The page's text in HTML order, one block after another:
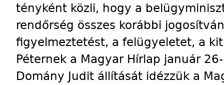
tényként közli, hogy a
rendőrség összes korábbi
figyelmeztetést, a felügyeletet, a
Péternek a Magyar Hírlap január
Domány Judit állítását idézzük a